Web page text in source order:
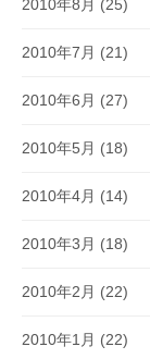
2010年8月 (25)
2010年7月 (21)
2010年6月 (27)
2010年5月 (18)
2010年4月 (14)
2010年3月 (18)
2010年2月 (22)
2010年1月 (22)